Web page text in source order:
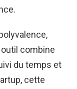
combine
du temps et
cette